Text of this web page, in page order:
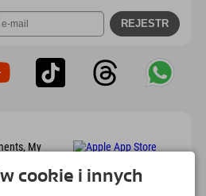
My
i wieloma
cookie i innych